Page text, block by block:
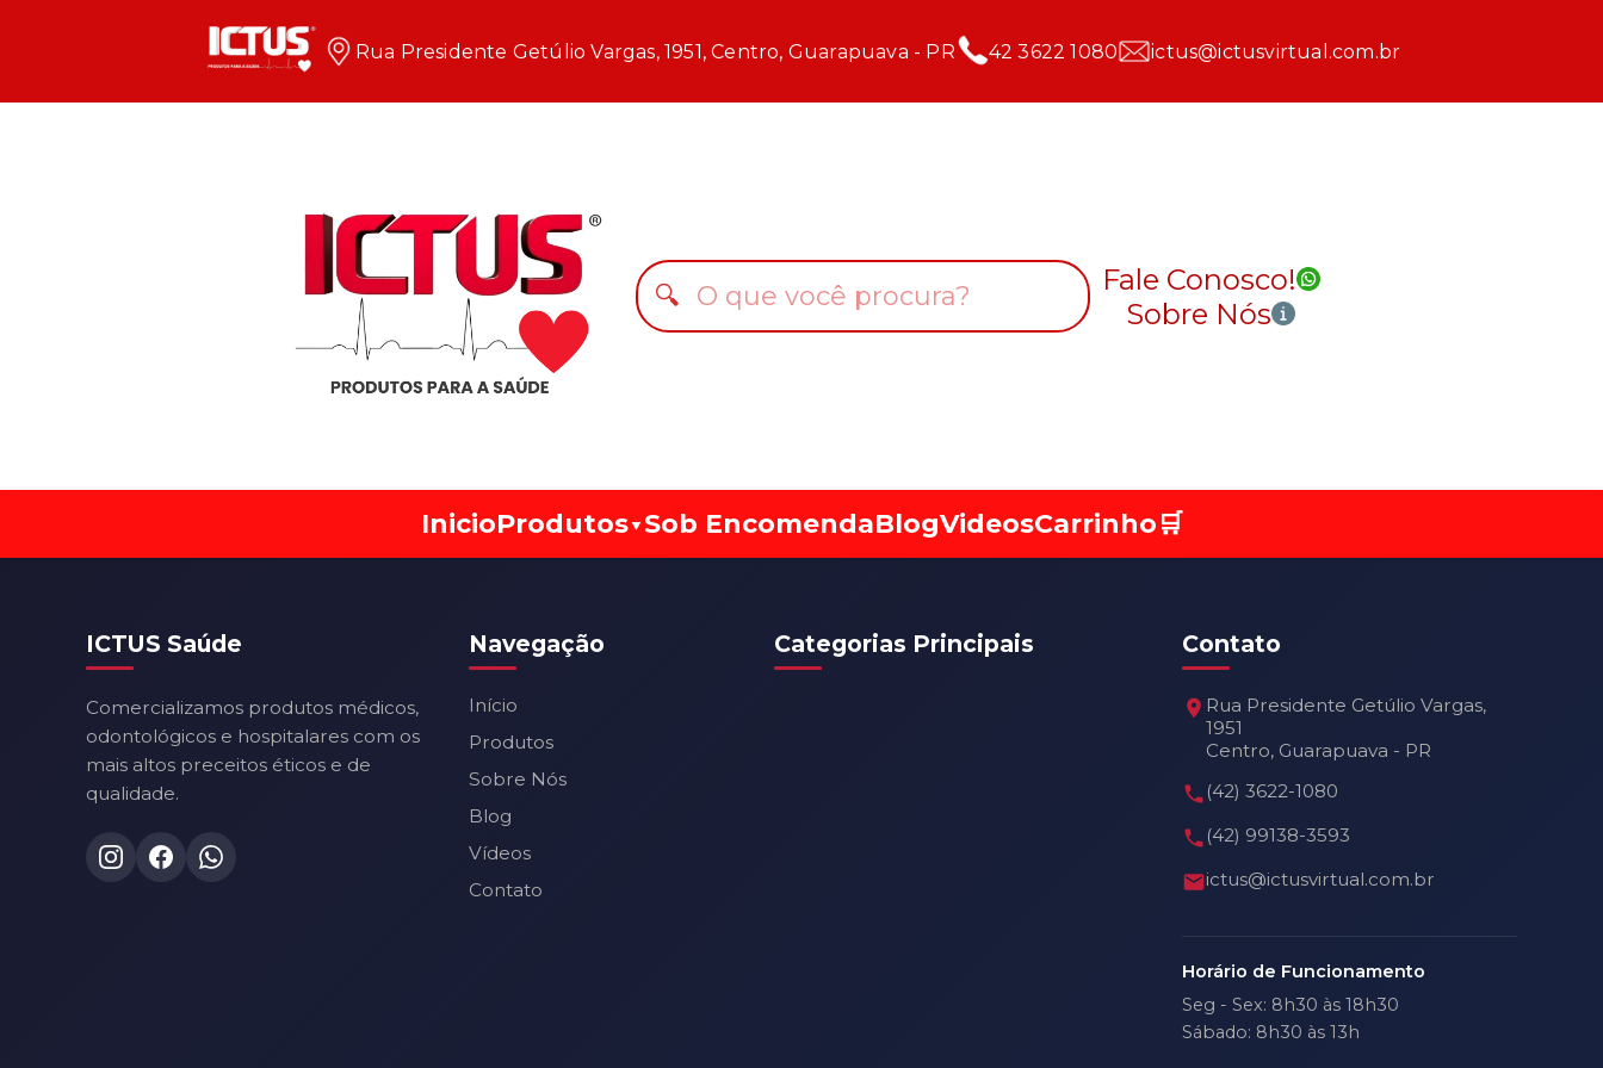
Rua Presidente Getúlio Vargas, 1951, Centro, Guarapuava - PR 42 3622 1080 ictus@ictusvirtual.com.br
🔍
Fale Conosco!
Sobre Nós
InicioProdutos▼ Sob EncomendaBlogVideosCarrinho🛒
ICTUS Saúde
Comercializamos produtos médicos,
odontológicos e hospitalares com os
mais altos preceitos éticos e de
qualidade.
Navegação
Início
Produtos
Sobre Nós
Blog
Vídeos
Contato
Categorias Principais Contato
Rua Presidente Getúlio Vargas,
1951
Centro, Guarapuava - PR
(42) 3622-1080
(42) 99138-3593
ictus@ictusvirtual.com.br
Horário de Funcionamento
Seg - Sex: 8h30 às 18h30
Sábado: 8h30 às 13h